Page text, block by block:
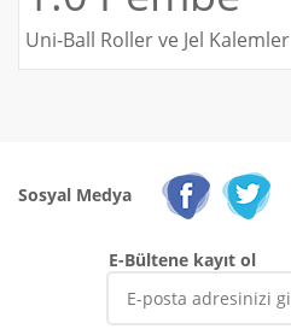
Uni-Ball Roller ve Jel Kalemler
Sosyal Medya
E-Bültene kayıt ol